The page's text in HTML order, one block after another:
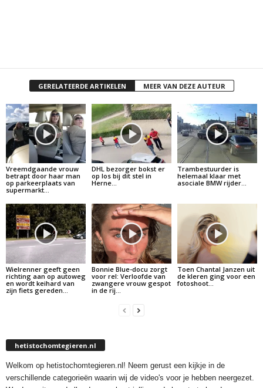
GERELATEERDE ARTIKELEN MEER VAN DEZE AUTEUR
Vreemdgaande vrouw
betrapt door haar man
op parkeerplaats van
supermarkt…
DHL bezorger bokst er
op los bij dit stel in
Herne…
Trambestuurder is
helemaal klaar met
asociale BMW rijder…
Wielrenner geeft geen
richting aan op autoweg
en wordt keihard van
zijn fiets gereden…
Bonnie Blue-docu zorgt
voor rel: Verloofde van
zwangere vrouw gespot
in de rij…
Toen Chantal Janzen uit
de kleren ging voor een
fotoshoot…
hetistochomtegieren.nl
Welkom op hetistochomtegieren.nl! Neem gerust een kijkje in de
verschillende categorieën waarin wij de video's voor je hebben neergezet.